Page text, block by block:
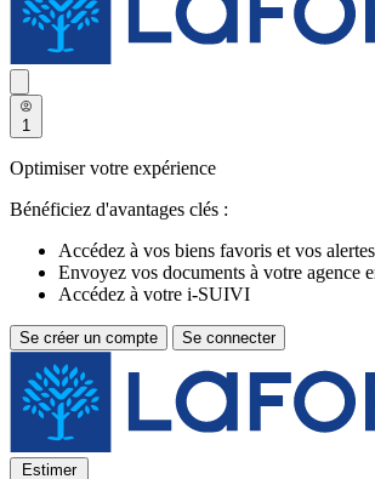
1
Optimiser votre expérience
Bénéficiez d'avantages clés :
Accédez à vos biens favoris et vos alertes
Envoyez vos documents à votre agence
Accédez à votre i-SUIVI
Se créer un compte Se connecter
Estimer